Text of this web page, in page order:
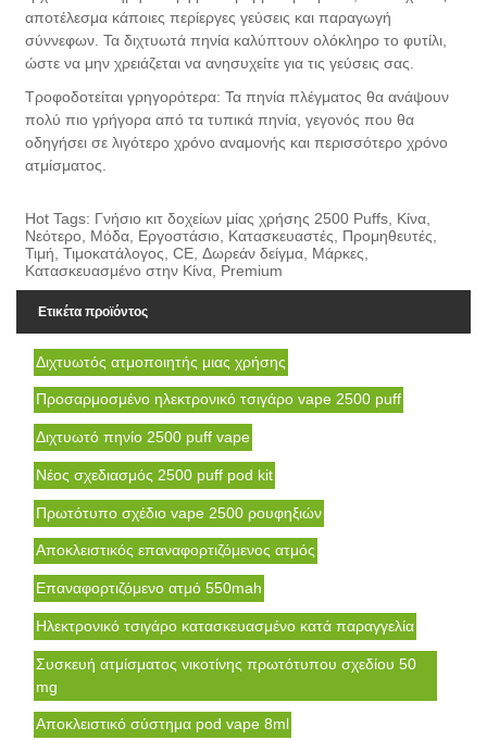
αποτέλεσμα κάποιες περίεργες γεύσεις και παραγωγή
σύννεφων. Τα διχτυωτά πηνία καλύπτουν ολόκληρο το φυτίλι,
ώστε να μην χρειάζεται να ανησυχείτε για τις γεύσεις σας.
Τροφοδοτείται γρηγορότερα: Τα πηνία πλέγματος θα ανάψουν
πολύ πιο γρήγορα από τα τυπικά πηνία, γεγονός που θα
οδηγήσει σε λιγότερο χρόνο αναμονής και περισσότερο χρόνο
ατμίσματος.
Hot Tags: Γνήσιο κιτ δοχείων μίας χρήσης 2500 Puffs, Κίνα,
Νεότερο, Μόδα, Εργοστάσιο, Κατασκευαστές, Προμηθευτές,
Τιμή, Τιμοκατάλογος, CE, Δωρεάν δείγμα, Μάρκες,
Κατασκευασμένο στην Κίνα, Premium
Ετικέτα προϊόντος
Διχτυωτός ατμοποιητής μιας χρήσης
Προσαρμοσμένο ηλεκτρονικό τσιγάρο vape 2500 puff
Διχτυωτό πηνίο 2500 puff vape
Νέος σχεδιασμός 2500 puff pod kit
Πρωτότυπο σχέδιο vape 2500 ρουφηξιών
Αποκλειστικός επαναφορτιζόμενος ατμός
Επαναφορτιζόμενο ατμό 550mah
Ηλεκτρονικό τσιγάρο κατασκευασμένο κατά παραγγελία
Συσκευή ατμίσματος νικοτίνης πρωτότυπου σχεδίου 50
mg
Αποκλειστικό σύστημα pod vape 8ml